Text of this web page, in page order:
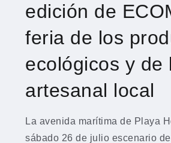
edición de
feria de los
ecológicos y de
artesanal local
La avenida marítima de Playa
sábado 26 de julio escenario